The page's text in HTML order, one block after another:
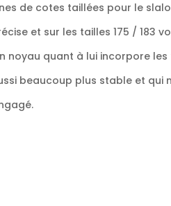
de cotes taillées pour le
et sur les tailles 175 / 183
noyau quant à lui incorpore
beaucoup plus stable et qui